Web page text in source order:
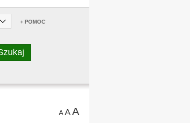
+ POMOC
AAA